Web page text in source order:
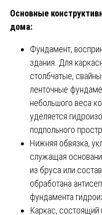
Основные
дома:
Фундамент,
здания. Для
столбчатые,
ленточные
небольшого веса
уделяется
подпольного
Нижняя обвязка,
служащая
из бруса или
обработана
фундамента
Каркас, состоящий